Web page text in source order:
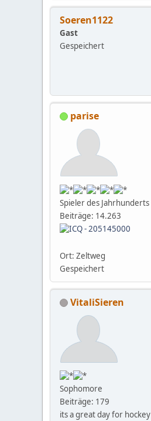
Soeren1122
Gast
Gespeichert
parise
Spieler des Jahrhunderts
Beiträge: 14.263
Ort: Zeltweg
Gespeichert
VitaliSieren
Sophomore
Beiträge: 179
its a great day for hockey